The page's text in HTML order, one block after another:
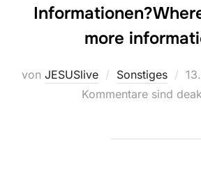
Informationen?
more
von JESUSlive Sonstiges
Kommentare sind